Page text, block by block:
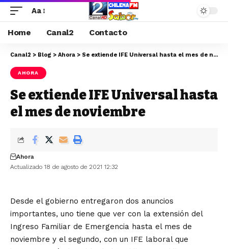
Aa
Home Canal2 Contacto
Canal2 > Blog > Ahora > Se extiende IFE Universal hasta el mes de noviembre
AHORA
Se extiende IFE Universal hasta
el mes de noviembre
Actualizado 18 de agosto de 2021 12:32
Ahora
Desde el gobierno entregaron dos anuncios
importantes, uno tiene que ver con la extensión del
Ingreso Familiar de Emergencia hasta el mes de
noviembre y el segundo, con un IFE laboral que